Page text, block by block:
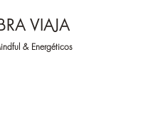
VIAJA
& Energéticos